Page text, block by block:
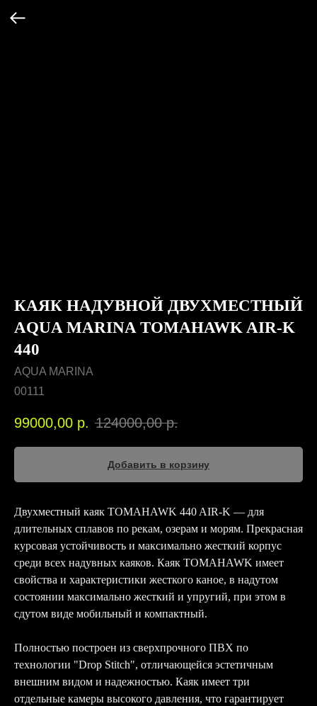
КАЯК НАДУВНОЙ ДВУХМЕСТНЫЙ
AQUA MARINA TOMAHAWK AIR-K
440
AQUA MARINA
00111
99000,00 р. 124000,00 р.
Добавить в корзину
Двухместный каяк TOMAHAWK 440 AIR-K — для
длительных сплавов по рекам, озерам и морям. Прекрасная
курсовая устойчивость и максимально жесткий корпус
среди всех надувных каяков. Каяк TOMAHAWK имеет
свойства и характеристики жесткого каное, в надутом
состоянии максимально жесткий и упругий, при этом в
сдутом виде мобильный и компактный.
Полностью построен из сверхпрочного ПВХ по
технологии "Drop Stitch", отличающейся эстетичным
внешним видом и надежностью. Каяк имеет три
отдельные камеры высокого давления, что гарантирует